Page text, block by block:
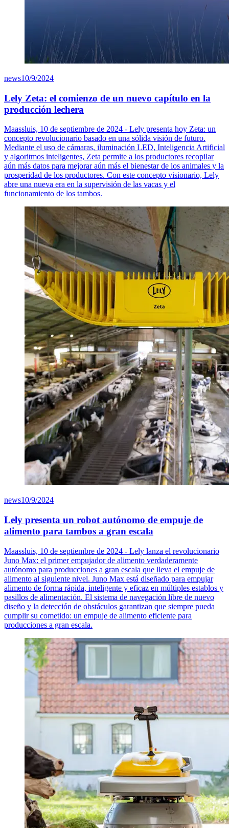
news10/9/2024
Lely Zeta: el comienzo de un nuevo capítulo en la
producción lechera
Maassluis, 10 de septiembre de 2024 - Lely presenta hoy Zeta: un
concepto revolucionario basado en una sólida visión de futuro.
Mediante el uso de cámaras, iluminación LED, Inteligencia Artificial
y algoritmos inteligentes, Zeta permite a los productores recopilar
aún más datos para mejorar aún más el bienestar de los animales y la
prosperidad de los productores. Con este concepto visionario, Lely
abre una nueva era en la supervisión de las vacas y el
funcionamiento de los tambos.
news10/9/2024
Lely presenta un robot autónomo de empuje de
alimento para tambos a gran escala
Maassluis, 10 de septiembre de 2024 - Lely lanza el revolucionario
Juno Max: el primer empujador de alimento verdaderamente
autónomo para producciones a gran escala que lleva el empuje de
alimento al siguiente nivel. Juno Max está diseñado para empujar
alimento de forma rápida, inteligente y eficaz en múltiples establos y
pasillos de alimentación. El sistema de navegación libre de nuevo
diseño y la detección de obstáculos garantizan que siempre pueda
cumplir su cometido: un empuje de alimento eficiente para
producciones a gran escala.